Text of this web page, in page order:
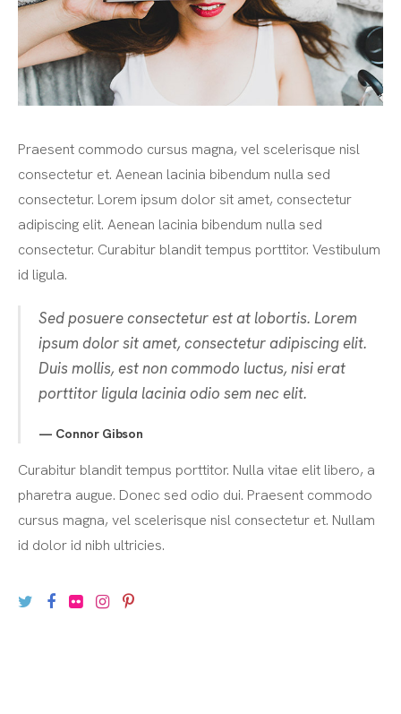
Praesent commodo cursus magna, vel scelerisque nisl
consectetur et. Aenean lacinia bibendum nulla sed
consectetur. Lorem ipsum dolor sit amet, consectetur
adipiscing elit. Aenean lacinia bibendum nulla sed
consectetur. Curabitur blandit tempus porttitor. Vestibulum
id ligula.
Sed posuere consectetur est at lobortis. Lorem
ipsum dolor sit amet, consectetur adipiscing elit.
Duis mollis, est non commodo luctus, nisi erat
porttitor ligula lacinia odio sem nec elit.
Connor Gibson
Curabitur blandit tempus porttitor. Nulla vitae elit libero, a
pharetra augue. Donec sed odio dui. Praesent commodo
cursus magna, vel scelerisque nisl consectetur et. Nullam
id dolor id nibh ultricies.